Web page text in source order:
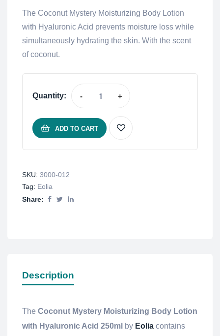
The Coconut Mystery Moisturizing Body Lotion
with Hyaluronic Acid prevents moisture loss while
simultaneously hydrating the skin. With the scent
of coconut.
Quantity: - +
ADD TO CART
SKU: 3000-012
Tag: Eolia
Share:
Description
The Coconut Mystery Moisturizing Body Lotion
with Hyaluronic Acid 250ml by Eolia contains